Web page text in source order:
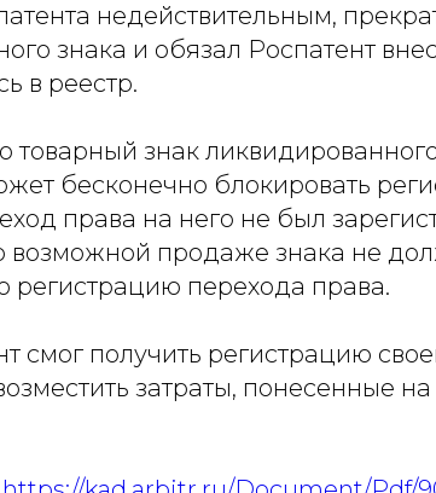
недействительным,
знака и обязал Роспатент
в реестр.
товарный знак
бесконечно блокировать
права на него не был
продаже знака не
регистрацию перехода права.
смог получить регистрацию
затраты, понесенные